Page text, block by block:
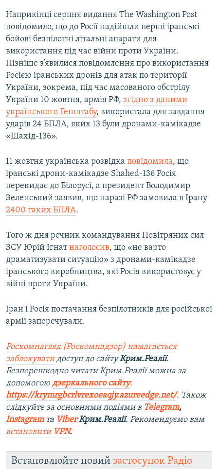
Наприкінці серпня видання The Washington Post
повідомило, що до Росії надійшли перші іранські
бойові безпілотні літальні апарати для
використання під час війни проти України.
Пізніше з’явилися повідомлення про використання
Росією іранських дронів для атак по території
України, зокрема, під час масованого обстрілу
України 10 жовтня, армія РФ, згідно з даними
українського Генштабу, використала для завдання
ударів 24 БПЛА, яких 13 були дронами-камікадзе
«Шахід-136».
11 жовтня українська розвідка повідомила, що
іранські дрони-камікадзе Shahed-136 Росія
перекидає до Білорусі, а президент Володимир
Зеленський заявив, що наразі РФ замовила в Ірану
2400 таких БПЛА.
Того ж дня речник командування Повітряних сил
ЗСУ Юрій Ігнатнаголосив, що «не варто
драматизувати ситуацію» з дронами-камікадзе
іранського виробництва, які Росія використовує у
війні проти України.
Іран і Росія постачання безпілотників для російської
армії заперечували.
Роскомнагляд (Роскомнадзор) намагається
заблокуватидоступ до сайтуКрим.Реалії.
Безперешкодно читати Крим.Реалії можна за
допомогою дзеркального сайту:
https://krymrgbcrlvrexoeaqjy.azureedge.net/. Також
слідкуйте за основними подіями в Telegram,
Instagramта ViberКрим.Реалії. Рекомендуємо вам
встановити VPN.
Встановлюйте новий застосунок Радіо